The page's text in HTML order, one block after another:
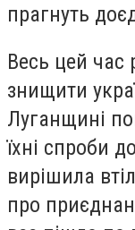
прагнуть
Весь цей час
знищити
Луганщині
їхні спроби
вирішила
про